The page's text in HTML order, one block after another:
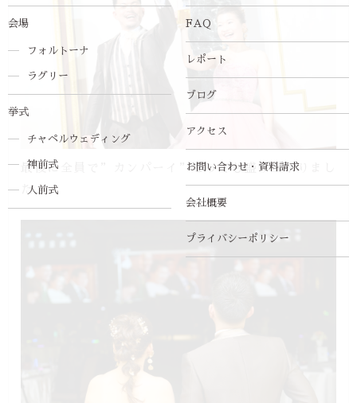
会場
フォルトーナ
ラグリー
挙式
チャペルウェディング
神前式
人前式
FAQ
レポート
ブログ
アクセス
お問い合わせ・資料請求
会社概要
プライバシーポリシー
最後に全員で”カンパーイ”とっても盛り上がりまし
た♪